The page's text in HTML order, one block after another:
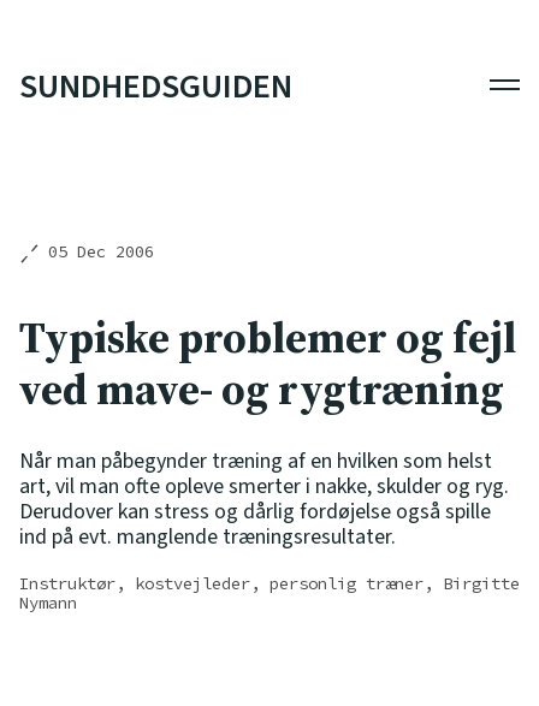
SUNDHEDSGUIDEN
05 Dec 2006
Typiske problemer og fejl
ved mave- og rygtræning
Når man påbegynder træning af en hvilken som helst
art, vil man ofte opleve smerter i nakke, skulder og ryg.
Derudover kan stress og dårlig fordøjelse også spille
ind på evt. manglende træningsresultater.
Instruktør, kostvejleder, personlig træner, Birgitte
Nymann